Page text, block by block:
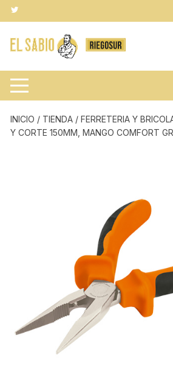
Saltar
al
contenido
INICIO / TIENDA /FERRETERIA Y
Y CORTE 150MM, MANGO COMFORT